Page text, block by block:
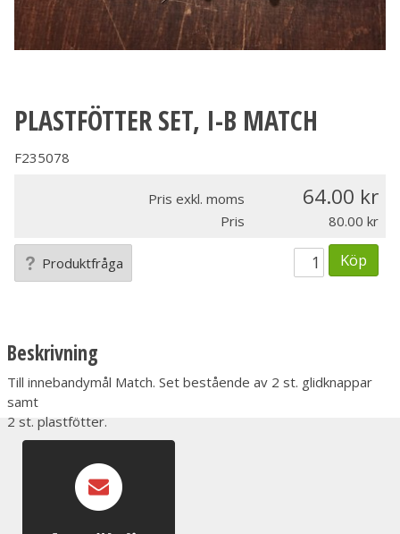
PLASTFÖTTER SET, I-B MATCH
F235078
Pris exkl. moms 64.00
Pris 80.00
Produktfråga Köp
Beskrivning
Till innebandymål Match. Set bestående av 2 st. glidknappar
samt
2 st. plastfötter.